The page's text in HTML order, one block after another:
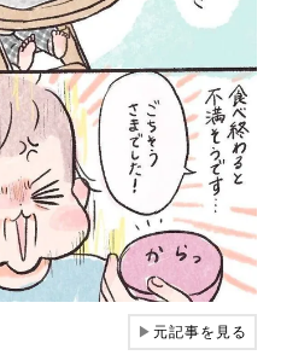
▶元記事を見る